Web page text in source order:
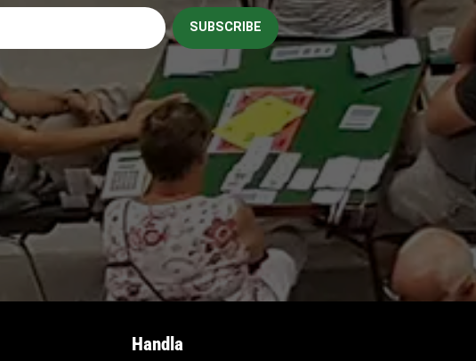
SUBSCRIBE
Handla